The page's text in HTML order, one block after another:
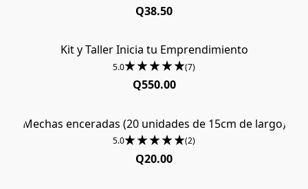
Q38.50
Kit y Taller Inicia tu Emprendimiento
5.0 (7)
Q550.00
Mechas enceradas (20 unidades de 15cm de largo)
5.0 (2)
Q20.00